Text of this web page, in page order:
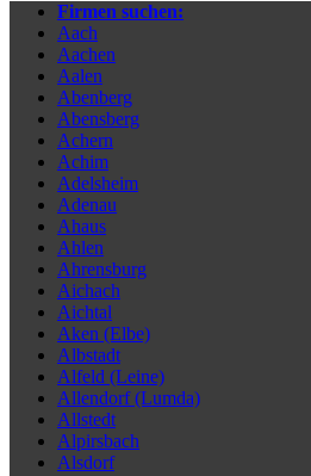
Firmen suchen:
Aach
Aachen
Aalen
Abenberg
Abensberg
Achern
Achim
Adelsheim
Adenau
Ahaus
Ahlen
Ahrensburg
Aichach
Aichtal
Aken (Elbe)
Albstadt
Alfeld (Leine)
Allendorf (Lumda)
Allstedt
Alpirsbach
Alsdorf